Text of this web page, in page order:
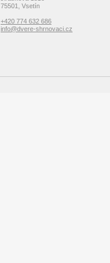
75501, Vsetín
+420 774 632 686
info@dvere-shrnovaci.cz